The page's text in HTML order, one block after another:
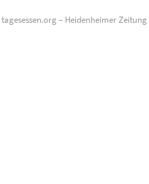
tagesessen.org– Heidenheimer Zeitung